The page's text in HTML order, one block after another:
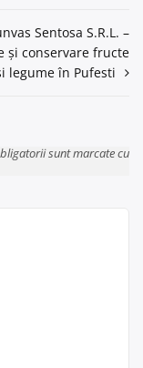
Sentosa S.R.L. –
și conservare fructe
legume în Pufesti
sunt marcate cu